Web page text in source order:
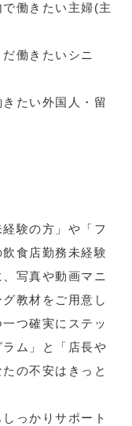
で働きたい主婦(主
働きたいシニ
たい外国人・留
験の方」や「フ
食店勤務未経験
写真や動画マニ
教材をご用意し
つ確実にステッ
ム」と「店長や
の不安はきっと
っかりサポート